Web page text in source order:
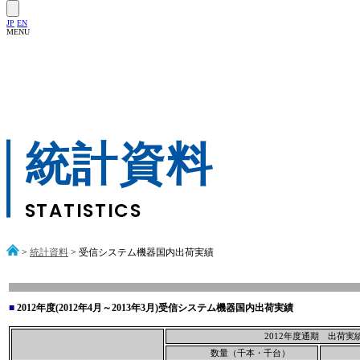
JP EN
MENU
統計資料
STATISTICS
> 統計資料 > 受信システム機器国内出荷実績
■ 2012年度(2012年4月～2013年3月)受信システム機器国内出荷実績
2012年度通期 出荷実
数量（千本・千台）